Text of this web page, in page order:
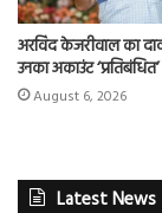
अरविंद केजरीवाल का
उनका अकाउंट
August 6, 2026
Latest News